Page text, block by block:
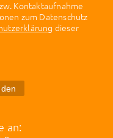
Kontaktaufnahme
zum Datenschutz
dieser
an: